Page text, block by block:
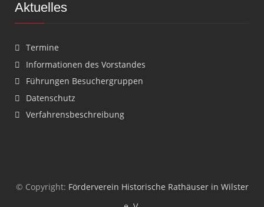
Aktuelles
Termine
Informationen des Vorstandes
Führungen Besuchergruppen
Datenschutz
Verfahrensbeschreibung
© Copyright: Förderverein Historische Rathäuser in Wilster